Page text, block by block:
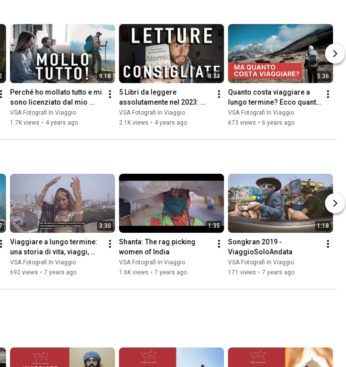
9:18
Perché ho mollato tutto e mi
sono licenziato dal mio
lavoro sicuro in una startup
VSA Fotografi In Viaggio
1.7K views • 4 years ago
8:23
5 Libri da leggere
assolutamente nel 2023:
libri che ti cambieranno la
vita
VSA Fotografi In Viaggio
2.1K views • 4 years ago
5:36
Quanto costa viaggiare a
lungo termine? Ecco quanto
abbiamo speso per stare in
viaggio 5 mesi
VSA Fotografi In Viaggio
673 views • 6 years ago
3:30
Viaggiare a lungo termine:
una storia di vita, viaggi,
nomadismo digitale e
felicità
VSA Fotografi In Viaggio
692 views • 7 years ago
1:35
Shanta: The rag picking
women of India
VSA Fotografi In Viaggio
1.6K views • 7 years ago
1:18
Songkran 2019 -
ViaggioSoloAndata
VSA Fotografi In Viaggio
171 views • 7 years ago